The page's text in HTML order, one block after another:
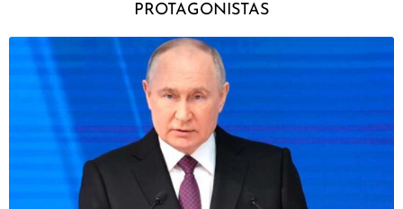
PROTAGONISTAS